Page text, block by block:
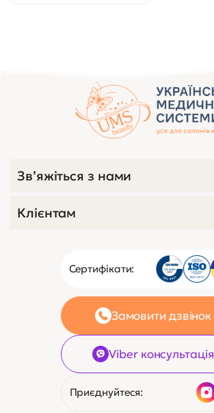
Сертифікати:
Замовити дзвінок
Viber консультація
Приєднуйтеся:
Зв’яжіться з нами
Клієнтам